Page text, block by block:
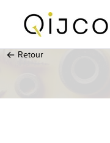
← Retour